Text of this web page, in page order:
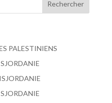
PALESTINIENS